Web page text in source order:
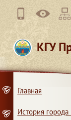
КГУ
Главная
История